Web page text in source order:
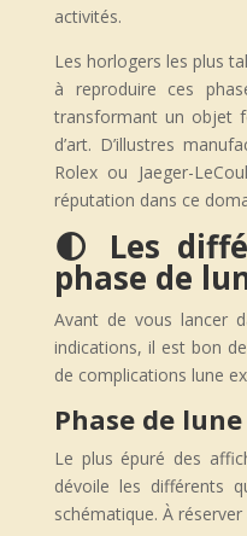
activités.
Les horlogers les plus
à reproduire ces
transformant un objet
d’art. D’illustres
Rolex ou Jaeger-
réputation dans ce
🌓 Les
phase de
Avant de vous lancer
indications, il est bon
de complications lune
Phase de
Le plus épuré des
dévoile les différents
schématique. À